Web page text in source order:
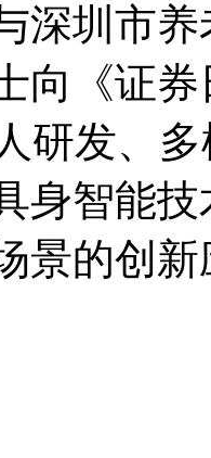
深圳市
向《证
研发、
身智能
景的创新